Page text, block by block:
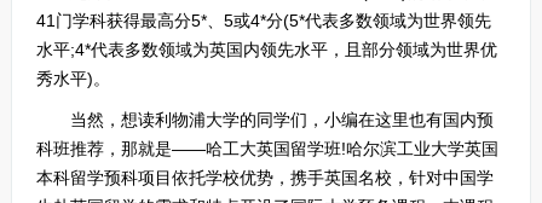
41门学科获得最高分5*、5或4*分(5*代表多数领域为世界领先
水平;4*代表多数领域为英国内领先水平，且部分领域为世界优
秀水平)。
当然，想读利物浦大学的同学们，小编在这里也有国内预
科班推荐，那就是——哈工大英国留学班!哈尔滨工业大学英国
本科留学预科项目依托学校优势，携手英国名校，针对中国学